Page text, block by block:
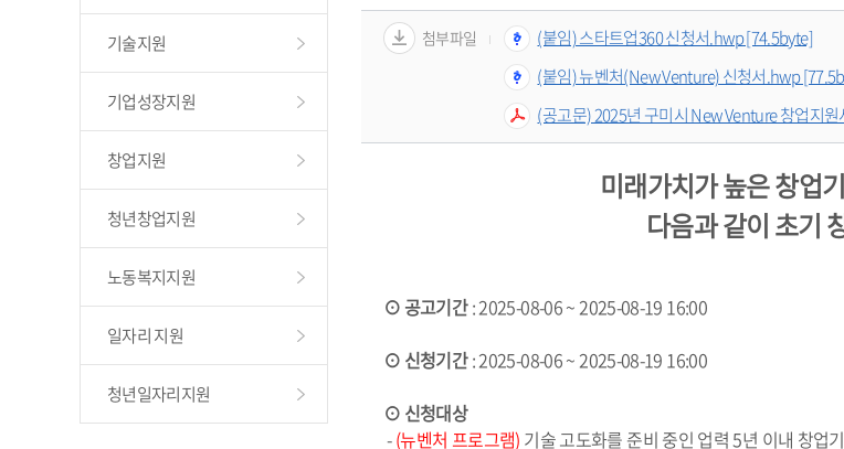
기술지원
기업성장지원
창업지원
청년창업지원
노동복지지원
일자리 지원
청년일자리지원
첨부파일
(붙임) 스타트업360 신청서.hwp [74.5byte]
(붙임) 뉴벤처(New Venture) 신청서.hwp
(공고문) 2025년 구미시 New Venture 창업지
미래가치가 높은 창업
다음과 같이 초기
⊙ 공고기간 : 2025-08-06 ~ 2025-08-19 16:00
⊙ 신청기간 : 2025-08-06 ~ 2025-08-19 16:00
⊙ 신청대상
- (뉴벤처 프로그램) 기술 고도화를 준비 중인 업력 5년 이내 창업